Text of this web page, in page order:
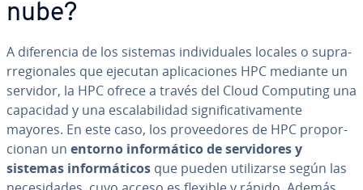
nube?
A di­fe­re­n­cia de los sistemas in­di­vi­dua­les locales o su­pra­
rre­gio­na­les que ejecutan apli­ca­cio­nes HPC mediante un
servidor, la HPC ofrece a través del Cloud Computing una
capacidad y una es­ca­la­bi­li­dad si­g­ni­fi­ca­ti­va­me­n­te
mayores. En este caso, los pro­vee­do­res de HPC pro­po­r­
cio­nan un entorno in­fo­r­má­ti­co de se­r­vi­do­res y
sistemas in­fo­r­má­ti­cos que pueden uti­li­zar­se según las